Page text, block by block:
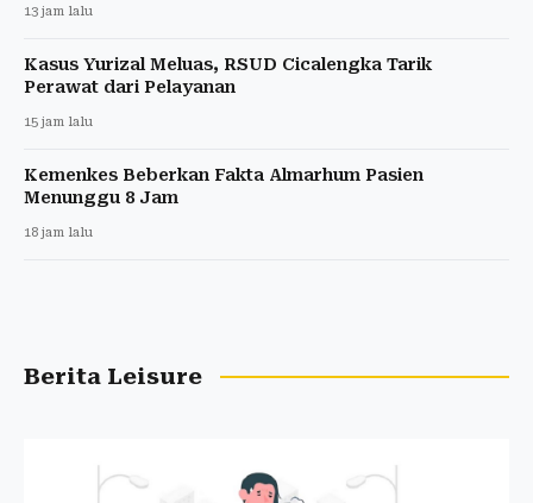
13 jam lalu
Kasus Yurizal Meluas, RSUD Cicalengka Tarik
Perawat dari Pelayanan
15 jam lalu
Kemenkes Beberkan Fakta Almarhum Pasien
Menunggu 8 Jam
18 jam lalu
Berita Leisure